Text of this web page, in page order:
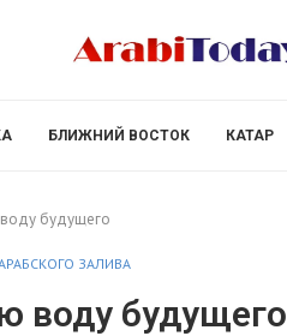
БЛИЖНИЙ ВОСТОК КАТАР
будущего
ЗАЛИВА
воду будущего